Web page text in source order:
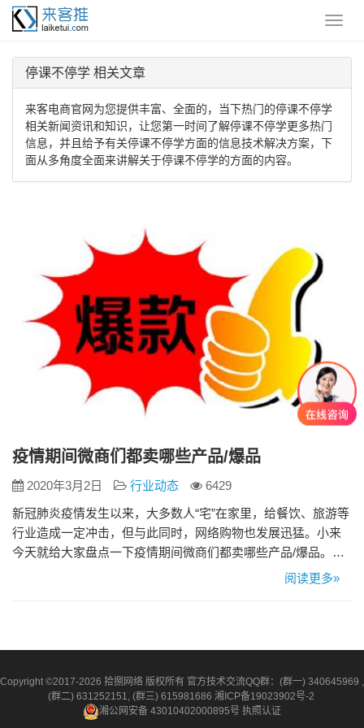
停课不停学 相关文章
来客电商官网为您提供丰富、全面的，当下热门的停课不停学
相关新闻资讯和知识，让您第一时间了解停课不停学更多热门
信息，并且给予有关停课不停学方面的信息技术解决方案，下
面从多角度全面来讲解关于停课不停学的方面的内容。
疫情期间微商们都卖哪些产品/爆品
2020年3月2日 行业动态
6429
新冠肺炎疫情发生以来，大多数人“宅”在家里，给餐饮、旅游等
行业造成一定冲击，但与此同时，网络购物也发展迅猛。小来
今天就给大家盘点一下疫情期间微商们都卖哪些产品/爆品。
1、护肤美容/美发 宅家将近30天，第一个问题是理发。民间把
阅读更多»
Copyright ©2017-2026 拾捌网络 版权所有 官方技术交流QQ群：(群一) 340645969 ,
(群二) 631252151, (群三) 615981686 湘ICP备19023902号-2
湘公网安备 43010402000895号 执照认证